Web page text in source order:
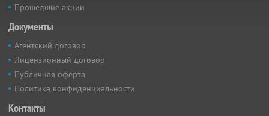
Прошедшие акции
Документы
Агентский договор
Лицензионный договор
Публичная оферта
Политика конфиденциальности
Контакты